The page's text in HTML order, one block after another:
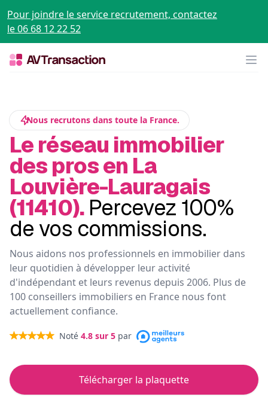
Pour joindre le service recrutement, contactez
le 06 68 12 22 52
Nous recrutons dans toute la France.
Le réseau immobilier
des pros en La
Louvière-Lauragais
(11410). Percevez 100%
de vos commissions.
Nous aidons nos professionnels en immobilier dans
leur quotidien à développer leur activité
d'indépendant et leurs revenus depuis 2006. Plus de
100 conseillers immobiliers en France nous font
actuellement confiance.
Noté 4.8 sur 5 par
Télécharger la plaquette